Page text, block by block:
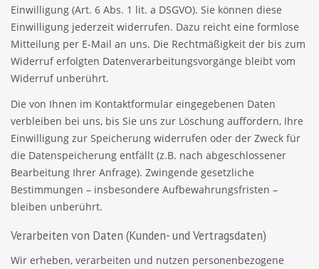
Einwilligung (Art. 6 Abs. 1 lit. a DSGVO). Sie können diese
Einwilligung jederzeit widerrufen. Dazu reicht eine formlose
Mitteilung per E-Mail an uns. Die Rechtmäßigkeit der bis zum
Widerruf erfolgten Datenverarbeitungsvorgänge bleibt vom
Widerruf unberührt.
Die von Ihnen im Kontaktformular eingegebenen Daten
verbleiben bei uns, bis Sie uns zur Löschung auffordern, Ihre
Einwilligung zur Speicherung widerrufen oder der Zweck für
die Datenspeicherung entfällt (z.B. nach abgeschlossener
Bearbeitung Ihrer Anfrage). Zwingende gesetzliche
Bestimmungen – insbesondere Aufbewahrungsfristen –
bleiben unberührt.
Verarbeiten von Daten (Kunden- und Vertragsdaten)
Wir erheben, verarbeiten und nutzen personenbezogene